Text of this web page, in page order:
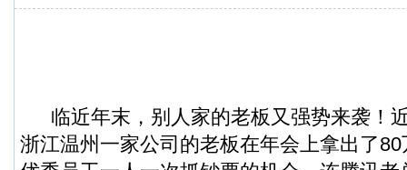
临近年末，别人家的老板又强势来袭！
浙江温州一家公司的老板在年会上拿出了80